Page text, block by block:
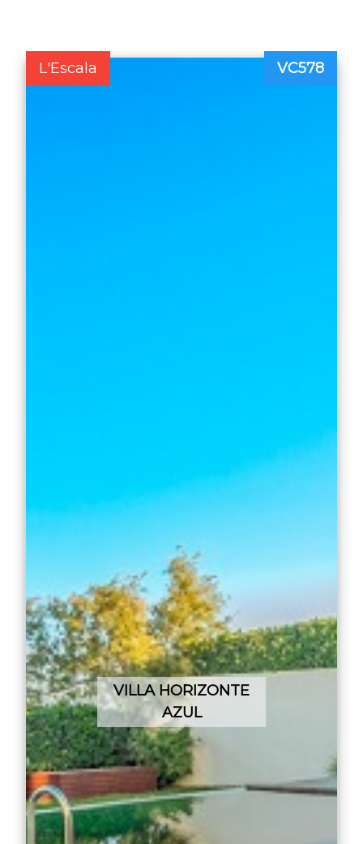
L'Escala VC578
VILLA HORIZONTE
AZUL